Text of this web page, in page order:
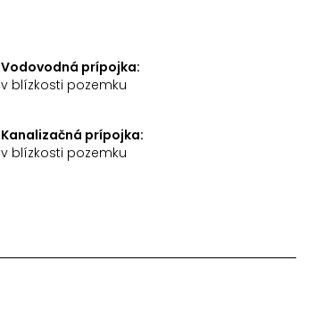
Vodovodná prípojka:
v blízkosti pozemku
Kanalizačná prípojka:
v blízkosti pozemku